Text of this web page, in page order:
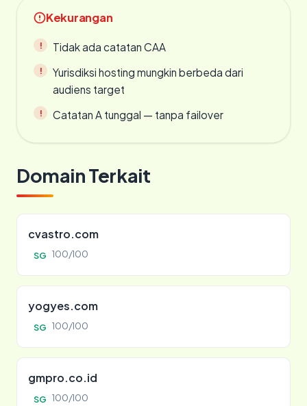
Kekurangan
Tidak ada catatan CAA
Yurisdiksi hosting mungkin berbeda dari
audiens target
Catatan A tunggal — tanpa failover
Domain Terkait
cvastro.com
SG 100/100
yogyes.com
SG 100/100
gmpro.co.id
SG 100/100